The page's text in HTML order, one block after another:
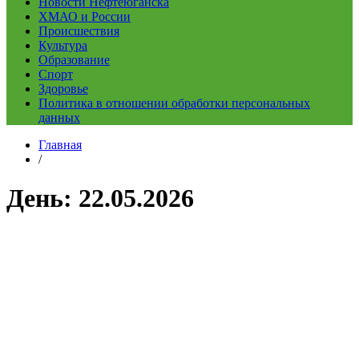
ХМАО и России
Происшествия
Культура
Образование
Спорт
Здоровье
Политика в отношении обработки персональных
данных
Главная
/
День: 22.05.2026